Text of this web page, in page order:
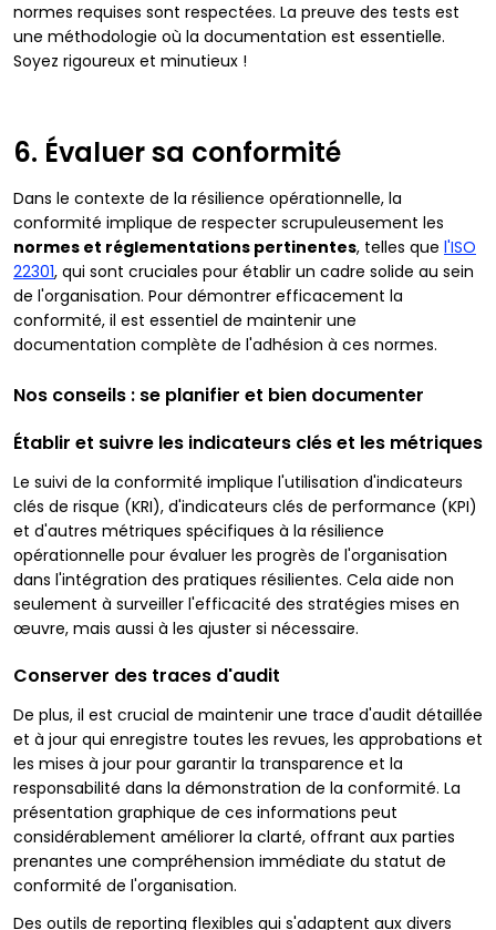
normes requises sont respectées. La preuve des tests est
une méthodologie où la documentation est essentielle.
Soyez rigoureux et minutieux !
6. Évaluer sa conformité
Dans le contexte de la résilience opérationnelle, la
conformité implique de respecter scrupuleusement les
normes et réglementations pertinentes, telles que l'ISO
22301, qui sont cruciales pour établir un cadre solide au sein
de l'organisation. Pour démontrer efficacement la
conformité, il est essentiel de maintenir une
documentation complète de l'adhésion à ces normes.
Nos conseils : se planifier et bien documenter
Établir et suivre les indicateurs clés et les métriques
Le suivi de la conformité implique l'utilisation d'indicateurs
clés de risque (KRI), d'indicateurs clés de performance (KPI)
et d'autres métriques spécifiques à la résilience
opérationnelle pour évaluer les progrès de l'organisation
dans l'intégration des pratiques résilientes. Cela aide non
seulement à surveiller l'efficacité des stratégies mises en
œuvre, mais aussi à les ajuster si nécessaire.
Conserver des traces d'audit
De plus, il est crucial de maintenir une trace d'audit détaillée
et à jour qui enregistre toutes les revues, les approbations et
les mises à jour pour garantir la transparence et la
responsabilité dans la démonstration de la conformité. La
présentation graphique de ces informations peut
considérablement améliorer la clarté, offrant aux parties
prenantes une compréhension immédiate du statut de
conformité de l'organisation.
Des outils de reporting flexibles qui s'adaptent aux divers